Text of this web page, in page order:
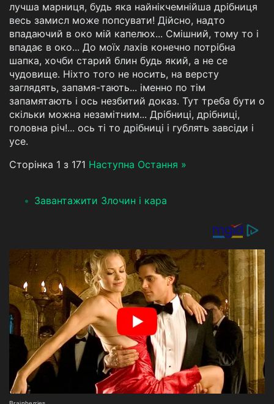
лучша марниця, будь яка найнікчемнійша дрібниця
весь замисл може попсувати! Дійсно, надто
впадаючий в око мій капелюх... Смішний, тому то і
впадає в око... До моїх лахів конечно потрібна
шапка, хочби старий блин будь який, а не се
чудовище. Ніхто того не носить, на версту
заглядять, запамя-тають... іменно по тім
запамятають і ось незбитий доказ. Тут треба бути о
скільки можна незамітним... Дрібниці, дрібниці,
головна річ!... ось ті то дрібниці і гублять завсіди і
усе.
Сторінка 1 з 171 Наступна Остання »
Завантажити Злочин і кара